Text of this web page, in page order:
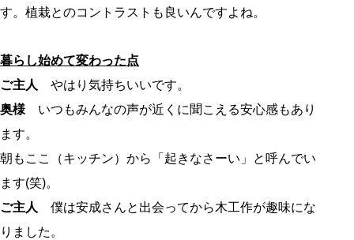
す。植栽とのコントラストも良いんですよね。
暮らし始めて変わった点
ご主人
やはり気持ちいいです。
奥様 いつもみんなの声が近くに聞こえる安心感もあり
ます。
朝もここ（キッチン）から「起きなさーい」と呼んでい
ます(笑)。
ご主人
僕は安成さんと出会ってから木工作が趣味にな
りました。